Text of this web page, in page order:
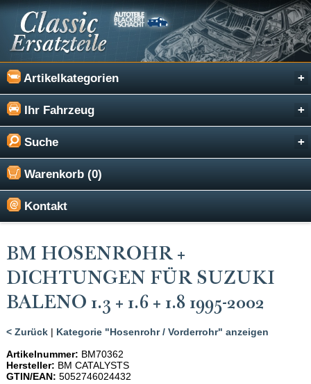
Artikelkategorien
Ihr Fahrzeug
Suche
Warenkorb (0)
Kontakt
BM HOSENROHR +
DICHTUNGEN FÜR SUZUKI
BALENO 1.3 + 1.6 + 1.8 1995-2002
< Zurück| Kategorie "Hosenrohr / Vorderrohr" anzeigen
Artikelnummer: BM70362
Hersteller: BM CATALYSTS
GTIN/EAN: 5052746024432